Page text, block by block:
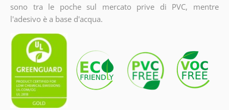
sono tra le poche sul mercato prive di PVC, mentre
l'adesivo è a base d'acqua.